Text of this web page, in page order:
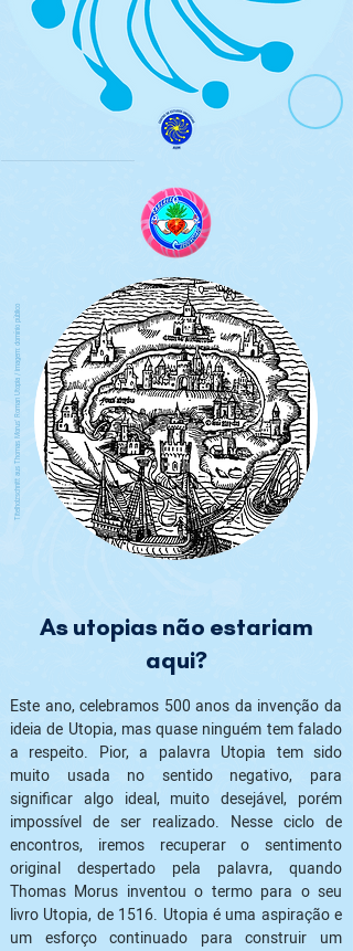
As utopias não estariam
aqui?
Titelholzschnitt aus Thomas Morus' Roman Utopia / imagem: domínio público
Este ano, celebramos 500 anos da invenção da
ideia de Utopia, mas quase ninguém tem falado
a respeito. Pior, a palavra Utopia tem sido
muito usada no sentido negativo, para
significar algo ideal, muito desejável, porém
impossível de ser realizado. Nesse ciclo de
encontros, iremos recuperar o sentimento
original despertado pela palavra, quando
Thomas Morus inventou o termo para o seu
livro Utopia, de 1516. Utopia é uma aspiração e
um esforço continuado para construir um